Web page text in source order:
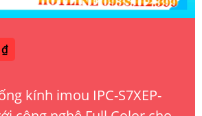
kính imou IPC-S7XEP-